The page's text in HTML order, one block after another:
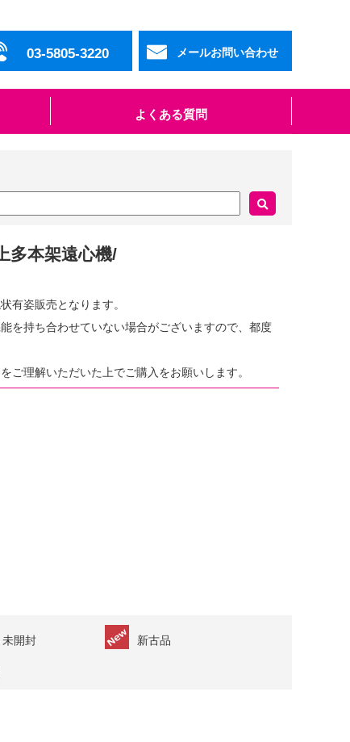
03-5805-3220 メールお問い合わせ
よくある質問
多本架遠心機/
有姿販売となります。
能を持ち合わせていない場合がございますので、都度
ご理解いただいた上でご購入をお願いします。
開封 新古品